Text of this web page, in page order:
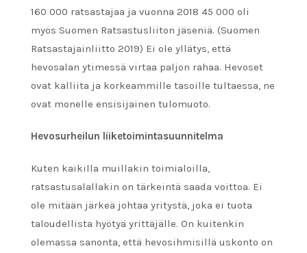
160 000 ratsastajaa ja vuonna 2018 45 000 oli
myös Suomen Ratsastusliiton jäseniä. (Suomen
Ratsastajainliitto 2019) Ei ole yllätys, että
hevosalan ytimessä virtaa paljon rahaa. Hevoset
ovat kalliita ja korkeammille tasoille tultaessa, ne
ovat monelle ensisijainen tulomuoto.
Hevosurheilun liiketoimintasuunnitelma
Kuten kaikilla muillakin toimialoilla,
ratsastusalallakin on tärkeintä saada voittoa. Ei
ole mitään järkeä johtaa yritystä, joka ei tuota
taloudellista hyötyä yrittäjälle. On kuitenkin
olemassa sanonta, että hevosihmisillä uskonto on